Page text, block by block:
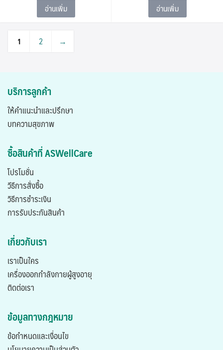
อ่านเพิ่ม
อ่านเพิ่ม
1 2 →
บริการลูกค้า
ให้คำแนะนำและปรึกษา
บทความสุขภาพ
ซื้อสินค้าที่ ASWellCare
โปรโมชั่น
วีธีการสั่งซื้อ
วิธีการชำระเงิน
การรับประกันสินค้า
เกี่ยวกับเรา
เราเป็นใคร
เครื่องออกกำลังกายผู้สูงอายุ
ติดต่อเรา
ข้อมูลทางกฎหมาย
ข้อกำหนดและเงื่อนไข